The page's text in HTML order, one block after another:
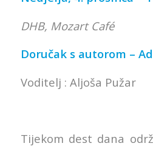
DHB, Mozart Café
Doručak s autorom –
Voditelj : Aljoša Pužar
Tijekom dest dana